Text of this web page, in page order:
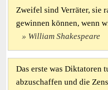
Zweifel sind Verräter, sie
gewinnen können, wenn
William Shakespeare
Das erste was Diktatoren
abzuschaffen und die